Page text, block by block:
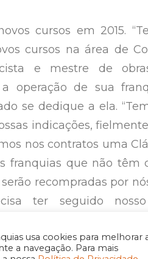
usa cookies para melhorar
a navegação. Para mais
cursos em 2015.
cursos na área de
e mestre de
operação de sua
se dedique a ela.
indicações,
nos contratos uma
franquias que não têm
recompradas por
ter seguido
aconteça”.